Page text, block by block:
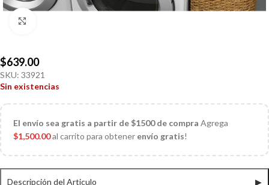
$639.00
SKU: 33921
Sin existencias
El envío sea gratis a partir de $1500 de compra Agrega
$1,500.00al carrito para obtener envío gratis!
Descripción del Articulo ▶